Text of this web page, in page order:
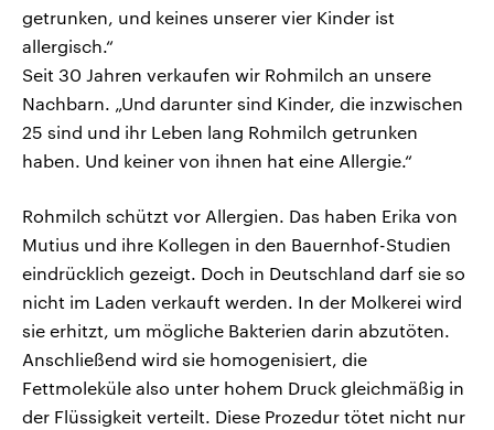
getrunken, und keines unserer vier Kinder ist
allergisch.“
Seit 30 Jahren verkaufen wir Rohmilch an unsere
Nachbarn. „Und darunter sind Kinder, die inzwischen
25 sind und ihr Leben lang Rohmilch getrunken
haben. Und keiner von ihnen hat eine Allergie.“
Rohmilch schützt vor Allergien. Das haben Erika von
Mutius und ihre Kollegen in den Bauernhof-Studien
eindrücklich gezeigt. Doch in Deutschland darf sie so
nicht im Laden verkauft werden. In der Molkerei wird
sie erhitzt, um mögliche Bakterien darin abzutöten.
Anschließend wird sie homogenisiert, die
Fettmoleküle also unter hohem Druck gleichmäßig in
der Flüssigkeit verteilt. Diese Prozedur tötet nicht nur